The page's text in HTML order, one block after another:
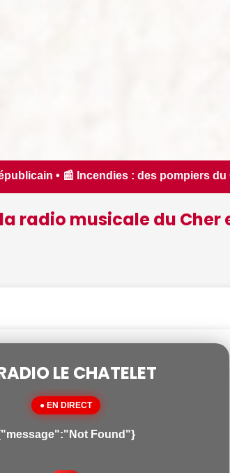
partent en renfort feux de
radio musicale du Cher
LE CHATELET
● EN DIRECT
Found"}